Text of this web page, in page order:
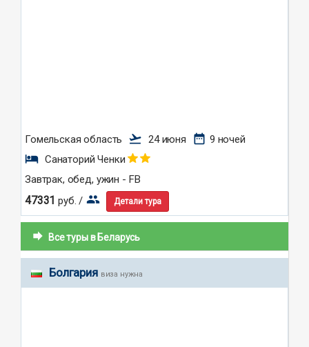
Гомельская область flight_takeoff 24 июня date_range 9 ночей
hotel Санаторий Ченки
Завтрак, обед, ужин - FB
47331 руб. / group Детали тура
forward Все туры в Беларусь
Болгария виза нужна